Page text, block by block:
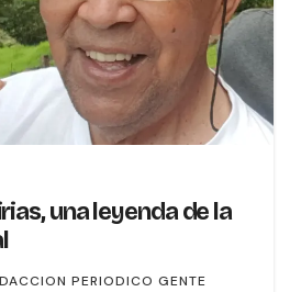
una leyenda de la
PERIODICO GENTE